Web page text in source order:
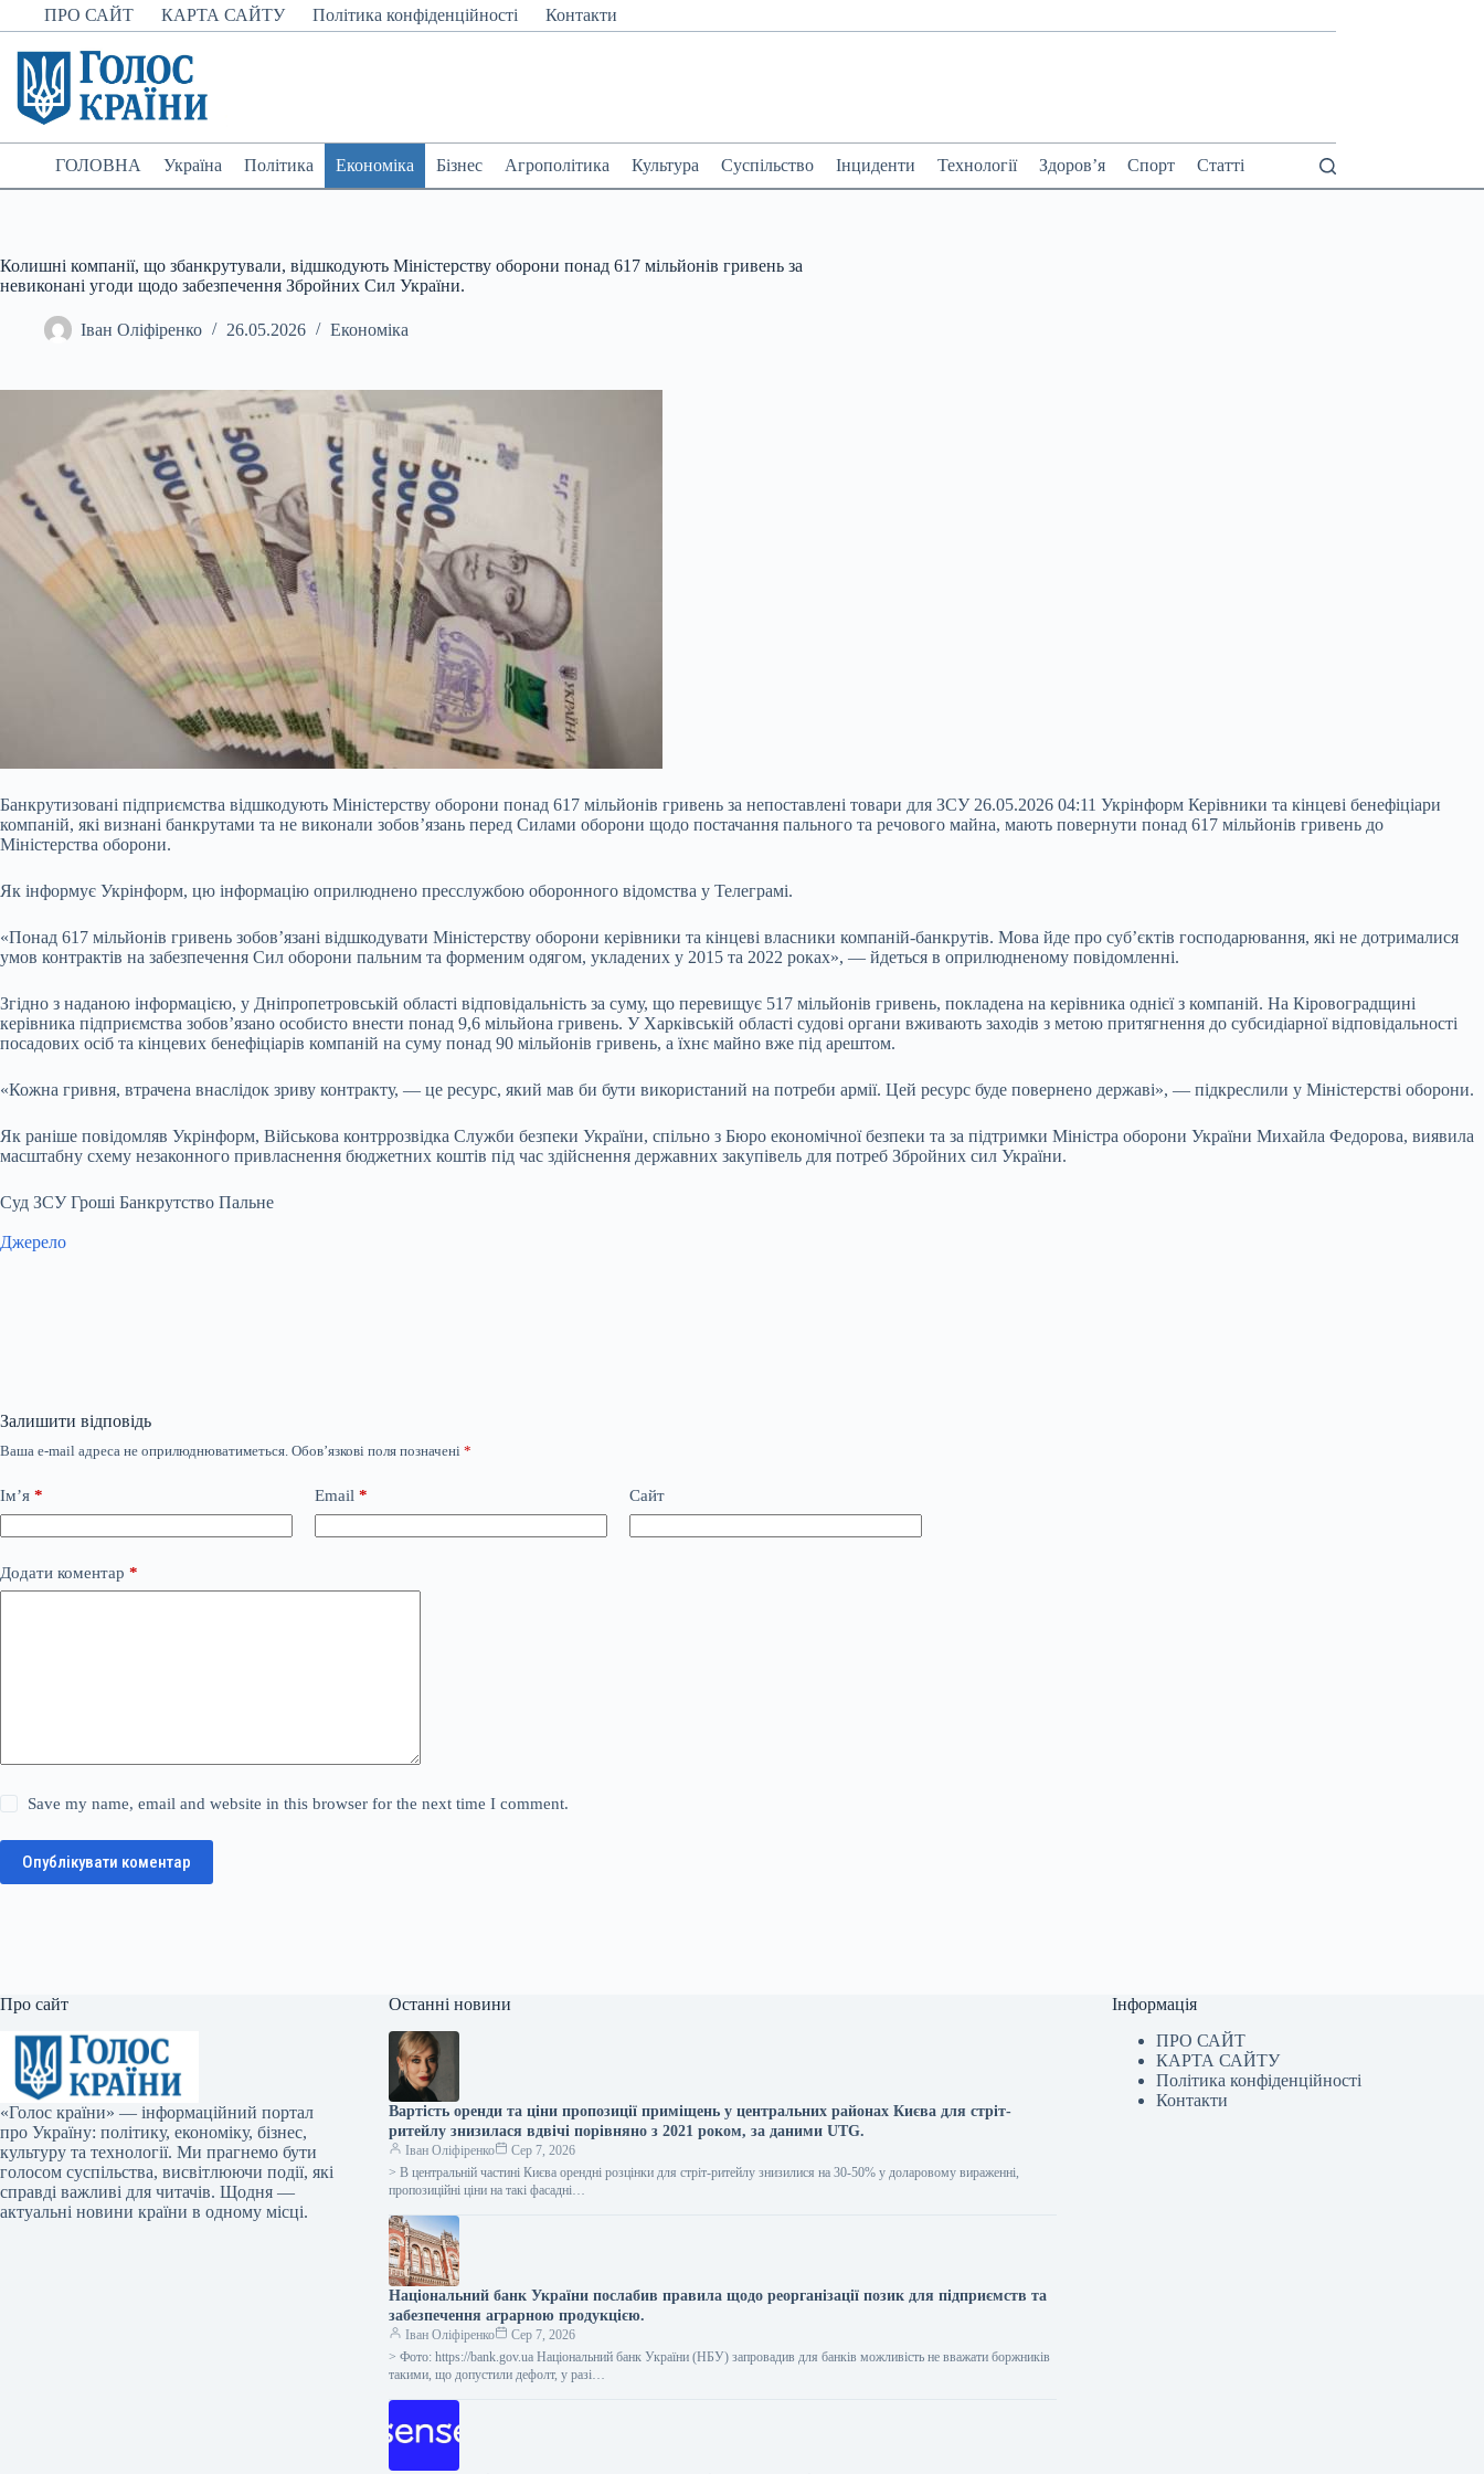
Перейти
до
вмісту
ПРО САЙТ КАРТА САЙТУ Політика конфіденційності Контакти
ГОЛОВНА Україна Політика Економіка Бізнес Агрополітика Культура Суспільство Інциденти Технології Здоров’я Спорт Статті
Колишні компанії, що збанкрутували, відшкодують Міністерству оборони понад 617 мільйонів гривень за
невиконані угоди щодо забезпечення Збройних Сил України.
Іван Оліфіренко 26.05.2026 Економіка
Банкрутизовані підприємства відшкодують Міністерству оборони понад 617 мільйонів гривень за непоставлені товари для ЗСУ 26.05.2026 04:11 Укрінформ Керівники та кінцеві бенефіціари
компаній, які визнані банкрутами та не виконали зобов’язань перед Силами оборони щодо постачання пального та речового майна, мають повернути понад 617 мільйонів гривень до
Міністерства оборони.
Як інформує Укрінформ, цю інформацію оприлюднено пресслужбою оборонного відомства у Телеграмі.
«Понад 617 мільйонів гривень зобов’язані відшкодувати Міністерству оборони керівники та кінцеві власники компаній-банкрутів. Мова йде про суб’єктів господарювання, які не дотрималися
умов контрактів на забезпечення Сил оборони пальним та форменим одягом, укладених у 2015 та 2022 роках», — йдеться в оприлюдненому повідомленні.
Згідно з наданою інформацією, у Дніпропетровській області відповідальність за суму, що перевищує 517 мільйонів гривень, покладена на керівника однієї з компаній. На Кіровоградщині
керівника підприємства зобов’язано особисто внести понад 9,6 мільйона гривень. У Харківській області судові органи вживають заходів з метою притягнення до субсидіарної відповідальності
посадових осіб та кінцевих бенефіціарів компаній на суму понад 90 мільйонів гривень, а їхнє майно вже під арештом.
«Кожна гривня, втрачена внаслідок зриву контракту, — це ресурс, який мав би бути використаний на потреби армії. Цей ресурс буде повернено державі», — підкреслили у Міністерстві оборони.
Як раніше повідомляв Укрінформ, Військова контррозвідка Служби безпеки України, спільно з Бюро економічної безпеки та за підтримки Міністра оборони України Михайла Федорова, виявила
масштабну схему незаконного привласнення бюджетних коштів під час здійснення державних закупівель для потреб Збройних сил України.
Суд ЗСУ Гроші Банкрутство Пальне
Джерело
Залишити відповідь
Ваша e-mail адреса не оприлюднюватиметься. Обов’язкові поля позначені *
Ім’я * Email * Сайт
Додати коментар *
Save my name, email and website in this browser for the next time I comment.
Опублікувати коментар
Про сайт
«Голос країни» — інформаційний портал
про Україну: політику, економіку, бізнес,
культуру та технології. Ми прагнемо бути
голосом суспільства, висвітлюючи події, які
справді важливі для читачів. Щодня —
актуальні новини країни в одному місці.
Останні новини
Вартість оренди та ціни пропозиції приміщень у центральних районах Києва для стріт-
ритейлу знизилася вдвічі порівняно з 2021 роком, за даними UTG.
Іван Оліфіренко
Сер 7, 2026
> В центральній частині Києва орендні розцінки для стріт-ритейлу знизилися на 30-50% у доларовому вираженні,
пропозиційні ціни на такі фасадні…
Національний банк України послабив правила щодо реорганізації позик для підприємств та
забезпечення аграрною продукцією.
Іван Оліфіренко
Сер 7, 2026
> Фото: https://bank.gov.ua Національний банк України (НБУ) запровадив для банків можливість не вважати боржників
такими, що допустили дефолт, у разі…
Інформація
ПРО САЙТ
КАРТА САЙТУ
Політика конфіденційності
Контакти